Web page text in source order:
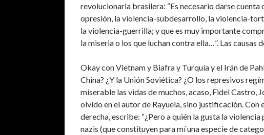
revolucionaria brasilera: “Es necesario darse
opresión, la violencia-subdesarrollo, la violencia-
la violencia-guerrilla; y que es muy importante
la miseria o los que luchan contra ella…”. Las
Okay con Vietnam y Biafra y Turquía y el Irán de
China? ¿Y la Unión Soviética? ¿O los represivos
miserable las vidas de muchos, acaso, Fidel
olvido en el autor de Rayuela, sino justificación.
derecha, escribe: “¿Pero a quién la gusta la
nazis (que constituyen para mí una especie de